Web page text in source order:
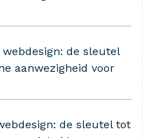
webdesign: de sleutel
aanwezigheid voor
de sleutel tot